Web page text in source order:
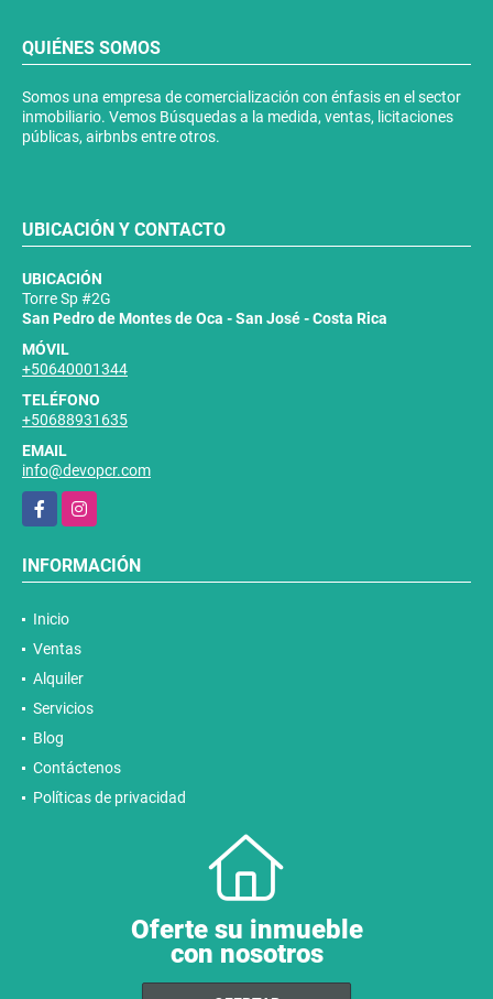
QUIÉNES SOMOS
Somos una empresa de comercialización con énfasis en el sector
inmobiliario. Vemos Búsquedas a la medida, ventas, licitaciones
públicas, airbnbs entre otros.
UBICACIÓN Y CONTACTO
UBICACIÓN
Torre Sp #2G
San Pedro de Montes de Oca - San José - Costa Rica
MÓVIL
+50640001344
TELÉFONO
+50688931635
EMAIL
info@devopcr.com
FacebookInstagram
INFORMACIÓN
Inicio
Ventas
Alquiler
Servicios
Blog
Contáctenos
Políticas de privacidad
Oferte su inmueble
con nosotros